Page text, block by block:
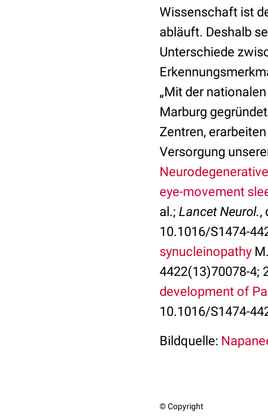
Wissenschaft ist
abläuft. Deshalb
Unterschiede
„Mit der
Marburg
Zentren,
Versorgung
eye-movement
al.; Lancet Neurol.,
10.1016/S1474-
synucleinopathy
4422(13)70078-4;
development of
10.1016/S1474-
Bildquelle:
© Copyright